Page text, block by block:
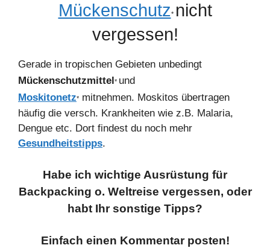
Mückenschutz* nicht
vergessen!
Gerade in tropischen Gebieten unbedingt
Mückenschutzmittel * und
Moskitonetz* mitnehmen. Moskitos übertragen
häufig die versch. Krankheiten wie z.B. Malaria,
Dengue etc. Dort findest du noch mehr
Gesundheitstipps.
Habe ich wichtige Ausrüstung für
Backpacking o. Weltreise vergessen, oder
habt Ihr sonstige Tipps?
Einfach einen Kommentar posten!